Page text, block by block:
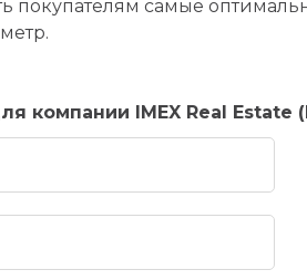
покупателям самые
компании IMEX Real